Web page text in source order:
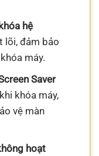
hệ
lõi, đảm bảo
máy.
Saver
khóa máy,
vệ màn
hoạt